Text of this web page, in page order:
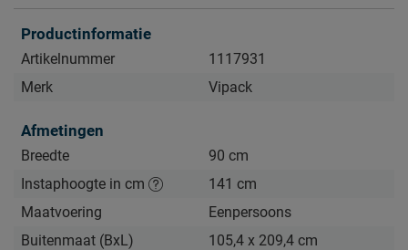
zien.
Productinformatie
Artikelnummer
1117931
Merk
Vipack
Afmetingen
Breedte
90 cm
Instaphoogte in cm
141 cm
Maatvoering
Eenpersoons
Buitenmaat (BxL)
105,4 x 209,4 cm